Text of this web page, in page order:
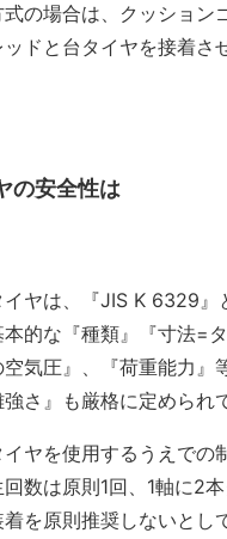
の場合は、クッション
ドと台タイヤを接着さ
の安全性は
ヤは、『JIS K 6329』
的な『種類』『寸法=
空気圧』、『荷重能力』
さ』も厳格に定められ
イヤを使用するうえでの
回数は原則1回、1軸に2
を原則推奨しないとし